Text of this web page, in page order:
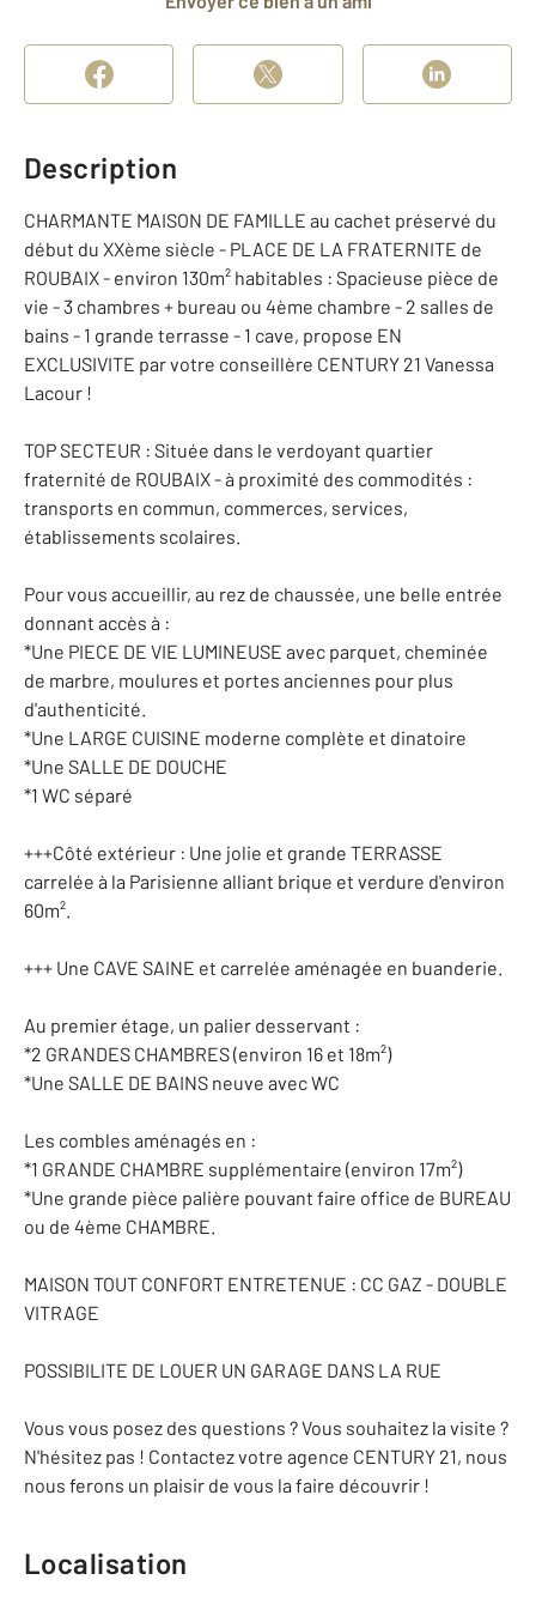
Description
CHARMANTE MAISON DE FAMILLE au cachet préservé du
début du XXème siècle - PLACE DE LA FRATERNITE de
ROUBAIX - environ 130m² habitables : Spacieuse pièce de
vie - 3 chambres + bureau ou 4ème chambre - 2 salles de
bains - 1 grande terrasse - 1 cave, propose EN
EXCLUSIVITE par votre conseillère CENTURY 21 Vanessa
Lacour !
TOP SECTEUR : Située dans le verdoyant quartier
fraternité de ROUBAIX - à proximité des commodités :
transports en commun, commerces, services,
établissements scolaires.
Pour vous accueillir, au rez de chaussée, une belle entrée
donnant accès à :
*Une PIECE DE VIE LUMINEUSE avec parquet, cheminée
de marbre, moulures et portes anciennes pour plus
d'authenticité.
*Une LARGE CUISINE moderne complète et dinatoire
*Une SALLE DE DOUCHE
*1 WC séparé
+++Côté extérieur : Une jolie et grande TERRASSE
carrelée à la Parisienne alliant brique et verdure d'environ
60m².
+++ Une CAVE SAINE et carrelée aménagée en buanderie.
Au premier étage, un palier desservant :
*2 GRANDES CHAMBRES (environ 16 et 18m²)
*Une SALLE DE BAINS neuve avec WC
Les combles aménagés en :
*1 GRANDE CHAMBRE supplémentaire (environ 17m²)
*Une grande pièce palière pouvant faire office de BUREAU
ou de 4ème CHAMBRE.
MAISON TOUT CONFORT ENTRETENUE : CC GAZ - DOUBLE
VITRAGE
POSSIBILITE DE LOUER UN GARAGE DANS LA RUE
Vous vous posez des questions ? Vous souhaitez la visite ?
N'hésitez pas ! Contactez votre agence CENTURY 21, nous
nous ferons un plaisir de vous la faire découvrir !
Localisation